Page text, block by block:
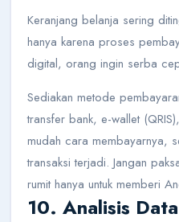
Keranjang belanja sering
hanya karena proses
digital, orang ingin serba
Sediakan metode
transfer bank, e-wallet
mudah cara membayarnya,
transaksi terjadi. Jangan
rumit hanya untuk memberi
10. Analisis